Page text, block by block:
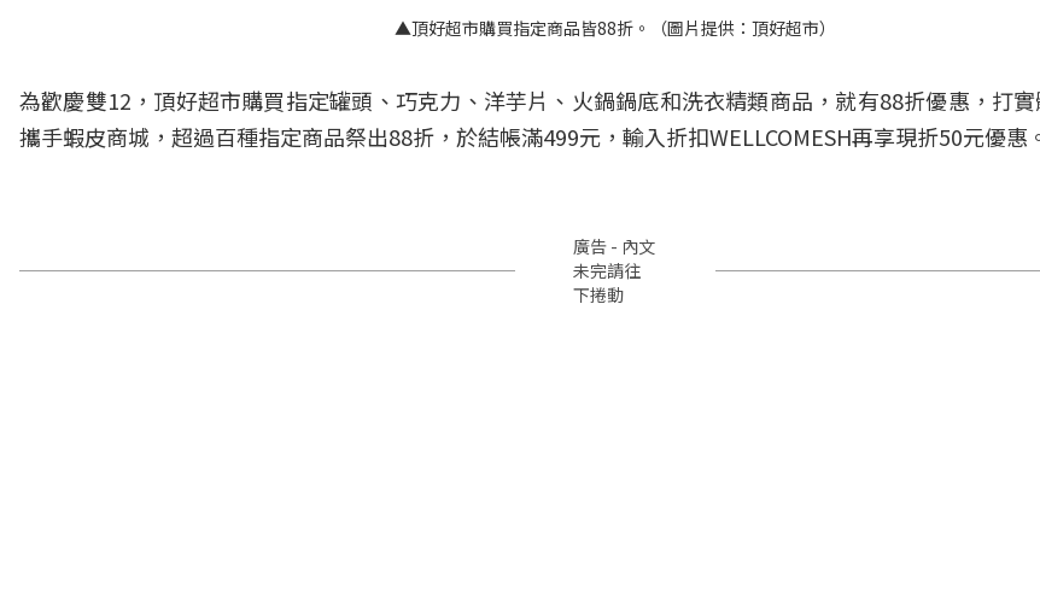
▲頂好超市購買指定商品皆88折。（圖片提供：頂好超市）
為歡慶雙12，頂好超市購買指定罐頭、巧克力、洋芋片、火鍋鍋底和洗衣精類商品，就有88折優惠，打
攜手蝦皮商城，超過百種指定商品祭出88折，於結帳滿499元，輸入折扣WELLCOMESH再享現折50元優惠
廣告 - 內文
未完請往
下捲動